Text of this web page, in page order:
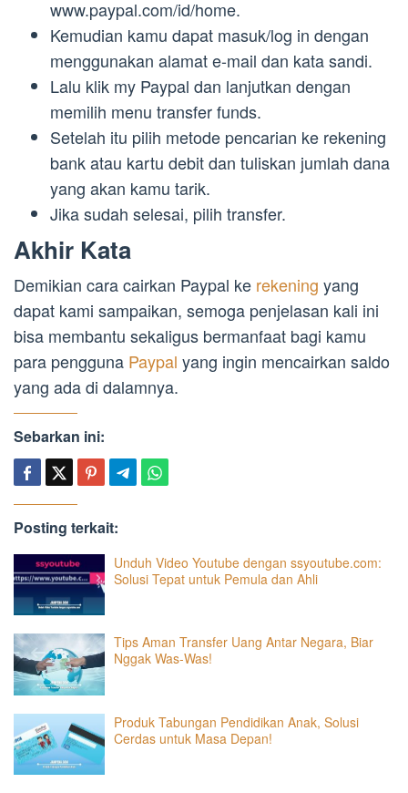
www.paypal.com/id/home.
Kemudian kamu dapat masuk/log in dengan
menggunakan alamat e-mail dan kata sandi.
Lalu klik my Paypal dan lanjutkan dengan
memilih menu transfer funds.
Setelah itu pilih metode pencarian ke rekening
bank atau kartu debit dan tuliskan jumlah dana
yang akan kamu tarik.
Jika sudah selesai, pilih transfer.
Akhir Kata
Demikian cara cairkan Paypal ke rekening yang
dapat kami sampaikan, semoga penjelasan kali ini
bisa membantu sekaligus bermanfaat bagi kamu
para pengguna Paypal yang ingin mencairkan saldo
yang ada di dalamnya.
Sebarkan ini:
Posting terkait:
Unduh Video Youtube dengan ssyoutube.com:
Solusi Tepat untuk Pemula dan Ahli
Tips Aman Transfer Uang Antar Negara, Biar
Nggak Was-Was!
Produk Tabungan Pendidikan Anak, Solusi
Cerdas untuk Masa Depan!